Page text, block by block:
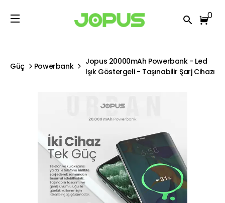
0
Güç Powerbank
Jopus 20000mAh Powerbank - Led
Işık Göstergeli - Taşınabilir Şarj Cihazı